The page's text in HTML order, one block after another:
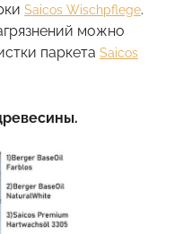
Saicos Wischpflege.
можно
паркета Saicos